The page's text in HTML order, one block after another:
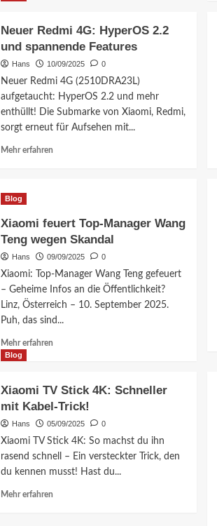
8
Pro:
Tablet-
Champion
Neuer Redmi 4G: HyperOS 2.2
und spannende Features
Hans 10/09/2025 0
Neuer Redmi 4G (2510DRA23L)
aufgetaucht: HyperOS 2.2 und mehr
enthüllt! Die Submarke von Xiaomi, Redmi,
sorgt erneut für Aufsehen mit...
Mehr erfahrenMehr
HyperOS
2.2
und
spannende
Features
Blog
Xiaomi feuert Top-Manager Wang
Teng wegen Skandal
Hans 09/09/2025 0
Xiaomi: Top-Manager Wang Teng gefeuert
– Geheime Infos an die Öffentlichkeit?
Linz, Österreich – 10. September 2025.
Puh, das sind...
Mehr erfahrenMehr
feuert
Top-
Manager
Wang
wegen
Skandal
Blog
Xiaomi TV Stick 4K: Schneller
mit Kabel-Trick!
Hans 05/09/2025 0
Xiaomi TV Stick 4K: So machst du ihn
rasend schnell – Ein versteckter Trick, den
du kennen musst! Hast du...
Mehr erfahrenMehr